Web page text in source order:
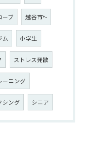
ーブ 越谷市+-
ム 小学生
ストレス発散
ーニング
シング シニア